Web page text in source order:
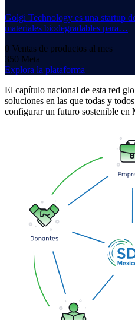
Golgi Technology es una startup
materiales biodegradables para…
0 Ventas de productos al mes
350 Meta
Explora la plataforma
El capítulo nacional de esta red
soluciones en las que todas y
configurar un futuro sostenible en